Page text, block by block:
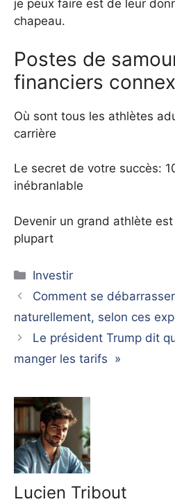
je peux faire est de leur
chapeau.
Postes de
financiers
Où sont tous les athlètes
carrière
Le secret de votre succès:
inébranlable
Devenir un grand athlète
plupart
Catégories
Investir
Comment se
naturellement, selon ces
Le président Trump dit
manger les tarifs »
Lucien Tribout